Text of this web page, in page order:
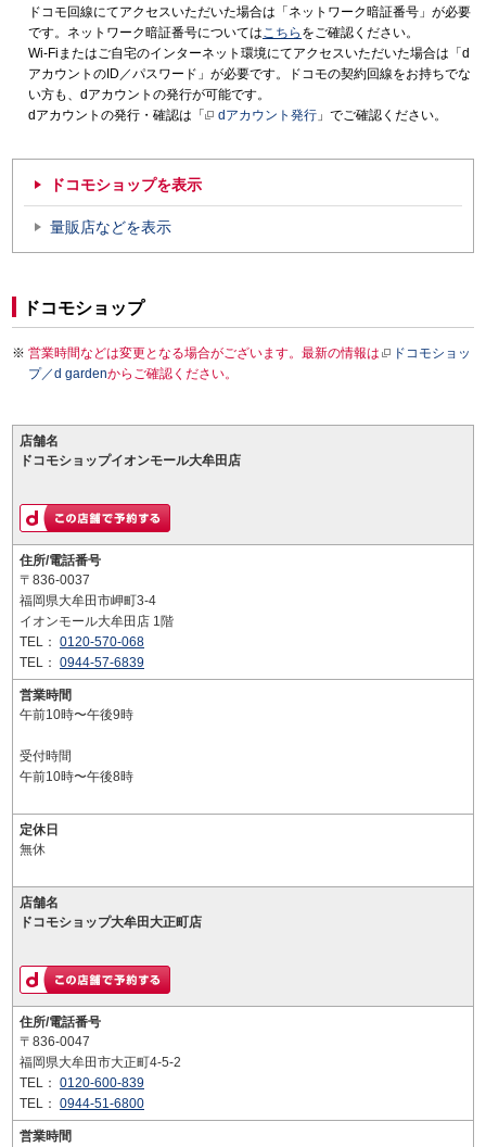
ドコモ回線にてアクセスいただいた場合は「ネットワーク暗証番号」が必要
です。ネットワーク暗証番号についてはこちら をご確認ください。
Wi-Fiまたはご自宅のインターネット環境にてアクセスいただいた場合は「d
アカウントのID／パスワード」が必要です。ドコモの契約回線をお持ちでな
い方も、dアカウントの発行が可能です。
dアカウントの発行・確認は「
dアカウント発行 」でご確認ください。
ドコモショップを表示
量販店などを表示
ドコモショップ
営業時間などは変更となる場合がございます。最新の情報は
ドコモショッ
プ／d gardenからご確認ください。
店舗名
ドコモショップイオンモール大牟田店
住所/電話番号
〒836-0037
福岡県大牟田市岬町3-4
イオンモール大牟田店 1階
TEL： 0120-570-068
TEL： 0944-57-6839
営業時間
午前10時〜午後9時
受付時間
午前10時〜午後8時
定休日
無休
店舗名
ドコモショップ大牟田大正町店
住所/電話番号
〒836-0047
福岡県大牟田市大正町4-5-2
TEL： 0120-600-839
TEL： 0944-51-6800
営業時間